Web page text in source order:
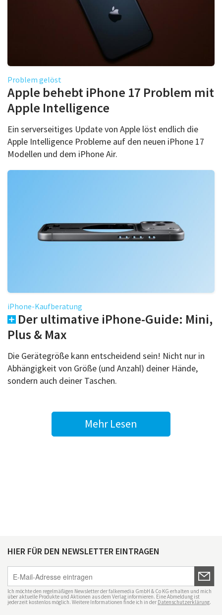
Problem gelöst
Apple behebt iPhone 17 Problem mit
Apple Intelligence
Ein serverseitiges Update von Apple löst endlich die
Apple Intelligence Probleme auf den neuen iPhone 17
Modellen und dem iPhone Air.
iPhone-Kaufberatung
Der ultimative iPhone-Guide: Mini,
Plus & Max
Die Gerätegröße kann entscheidend sein! Nicht nur in
Abhängigkeit von Größe (und Anzahl) deiner Hände,
sondern auch deiner Taschen.
Mehr Lesen
HIER FÜR DEN NEWSLETTER EINTRAGEN
Ich möchte den regelmäßigen Newsletter der falkemedia GmbH & Co KG erhalten und mich
über aktuelle Produkte und Aktionen aus dem Verlag informieren. Eine Abmeldung ist
jederzeit kostenlos möglich. Weitere Informationen finde ich in der Datenschutzerklärung.